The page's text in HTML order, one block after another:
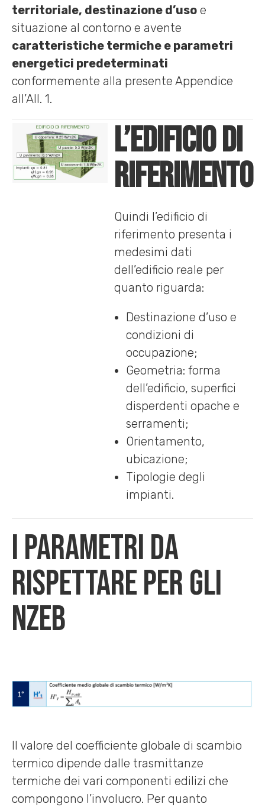
territoriale, destinazione d’uso e
situazione al contorno e avente
caratteristiche termiche e parametri
energetici predeterminati
conformemente alla presente Appendice
all’All. 1.
L’edificio di
riferimento
Quindi l’edificio di
riferimento presenta i
medesimi dati
dell’edificio reale per
quanto riguarda:
Destinazione d’uso e
condizioni di
occupazione;
Geometria: forma
dell’edificio, superfici
disperdenti opache e
serramenti;
Orientamento,
ubicazione;
Tipologie degli
impianti.
I parametri da
rispettare per gli
nZEB
Il valore del coefficiente globale di scambio
termico dipende dalle trasmittanze
termiche dei vari componenti edilizi che
compongono l’involucro. Per quanto